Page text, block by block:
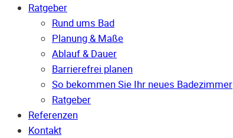
Ratgeber
Rund ums Bad
Planung & Maße
Ablauf & Dauer
Barrierefrei planen
So bekommen Sie Ihr neues Badezimmer
Ratgeber
Referenzen
Kontakt